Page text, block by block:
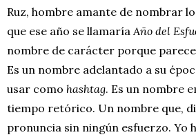
Ruz, hombre amante de nombrar
que ese año se llamaría Año del
nombre de carácter porque
Es un nombre adelantado a su
usar como hashtag. Es un nombre
tiempo retórico. Un nombre que,
pronuncia sin ningún esfuerzo. Yo